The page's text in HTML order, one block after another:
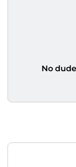
No